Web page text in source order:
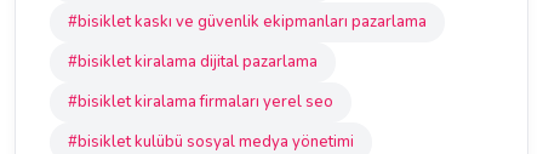
#bisiklet kaskı ve güvenlik ekipmanları pazarlama
#bisiklet kiralama dijital pazarlama
#bisiklet kiralama firmaları yerel seo
#bisiklet kulübü sosyal medya yönetimi